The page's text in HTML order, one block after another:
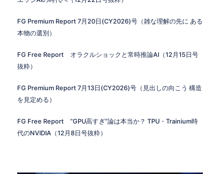
FG Premium Report 7月20日(CY2026)号（雑な理解の先に ある
本物の選別）
FG Free Report オラクルショックと常時推論AI（12月15日号
抜粋）
FG Premium Report 7月13日(CY2026)号（見出しの向こう 構造
を見定める）
FG Free Report ”GPU高すぎ”論は本当か？ TPU・Trainium時
代のNVIDIA（12月8日号抜粋）